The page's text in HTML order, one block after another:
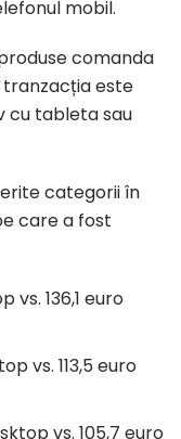
mobil.
comanda
este
cu tableta sau
categorii în
care a fost
vs. 136,1 euro
vs. 113,5 euro
vs. 105,7 euro